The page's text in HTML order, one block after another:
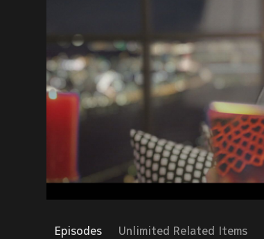
Episodes Unlimited Related Items